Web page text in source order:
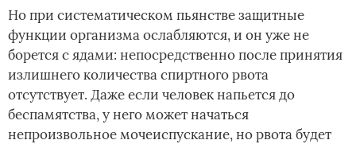
Но при систематическом пьянстве защитные
функции организма ослабляются, и он уже не
борется с ядами: непосредственно после принятия
излишнего количества спиртного рвота
отсутствует. Даже если человек напьется до
беспамятства, у него может начаться
непроизвольное мочеиспускание, но рвота будет